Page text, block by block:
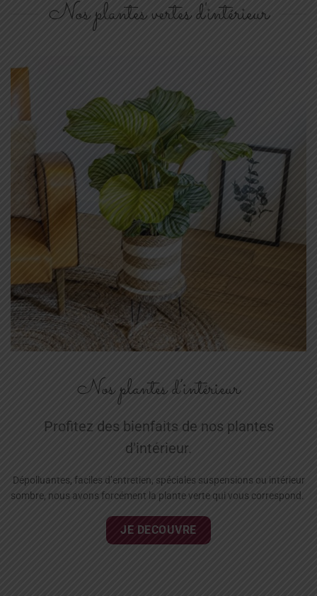
Nos plantes vertes d'intérieur
Nos plantes d’intérieur
Profitez des bienfaits de nos plantes
d’intérieur.
Dépolluantes, faciles d’entretien, spéciales suspensions ou intérieur
sombre, nous avons forcément la plante verte qui vous correspond.
JE DECOUVRE